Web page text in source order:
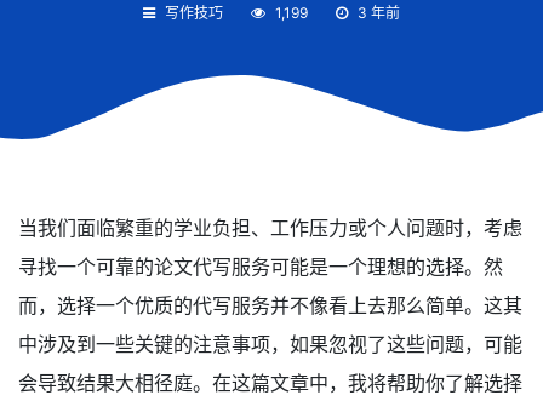
写作技巧 1,199 3 年前
当我们面临繁重的学业负担、工作压力或个人问题时，考虑
寻找一个可靠的论文代写服务可能是一个理想的选择。然
而，选择一个优质的代写服务并不像看上去那么简单。这其
中涉及到一些关键的注意事项，如果忽视了这些问题，可能
会导致结果大相径庭。在这篇文章中，我将帮助你了解选择